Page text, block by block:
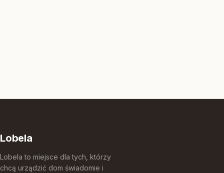
Lobela
Lobela to miejsce dla tych, którzy
chcą urządzić dom świadomie i